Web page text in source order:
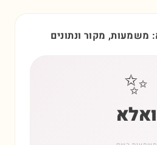
מקור ונתונים
✨
ואלא